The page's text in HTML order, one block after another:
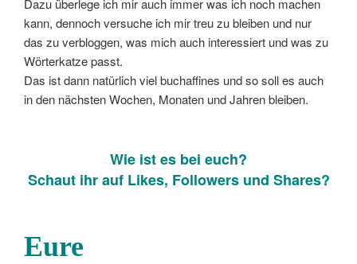
Dazu überlege ich mir auch immer was ich noch machen
kann, dennoch versuche ich mir treu zu bleiben und nur
das zu verbloggen, was mich auch interessiert und was zu
Wörterkatze passt.
Das ist dann natürlich viel buchaffines und so soll es auch
in den nächsten Wochen, Monaten und Jahren bleiben.
Wie ist es bei euch?
Schaut ihr auf Likes, Followers und Shares?
Eure